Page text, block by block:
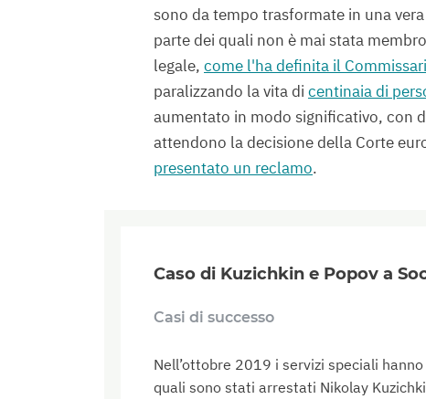
sono da tempo trasformate in una
parte dei quali non è mai stata
legale, come l'ha definita il
paralizzando la vita di centinaia di
aumentato in modo significativo, con
attendono la decisione della Corte
presentato un reclamo.
Caso di Kuzichkin e Popov a
Casi di successo
Nell’ottobre 2019 i servizi speciali
quali sono stati arrestati Nikolay